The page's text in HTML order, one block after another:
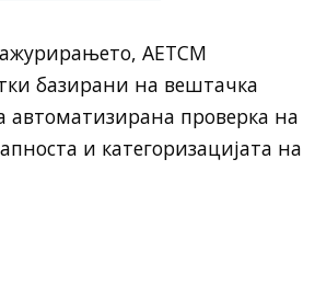
АЕТСМ
базирани на вештачка
автоматизирана проверка на
и категоризацијата на